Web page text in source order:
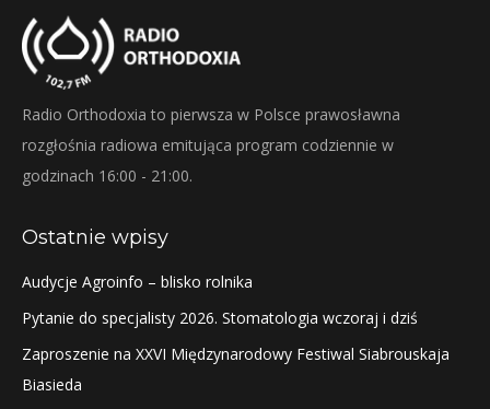
Radio Orthodoxia to pierwsza w Polsce prawosławna
rozgłośnia radiowa emitująca program codziennie w
godzinach 16:00 - 21:00.
Ostatnie wpisy
Audycje Agroinfo – blisko rolnika
Pytanie do specjalisty 2026. Stomatologia wczoraj i dziś
Zaproszenie na XXVI Międzynarodowy Festiwal Siabrouskaja
Biasieda